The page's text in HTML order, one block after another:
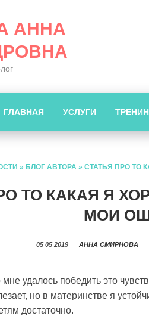
АННА
ГЛАВНАЯ УСЛУГИ
» БЛОГ АВТОРА » СТАТЬЯ ПРО ТО
ТО КАКАЯ Я
МОИ
05 05 2019 АННА СМИРНОВА
удалось победить это
но в материнстве я
достаточно.